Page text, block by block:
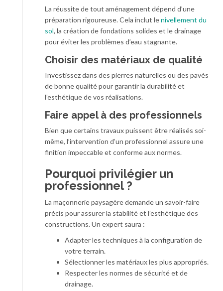
La réussite de tout aménagement dépend d’une
préparation rigoureuse. Cela inclut lenivellement du
sol, la création de fondations solides et le drainage
pour éviter les problèmes d’eau stagnante.
Choisir des matériaux de qualité
Investissez dans des pierres naturelles ou des pavés
de bonne qualité pour garantir la durabilité et
l’esthétique de vos réalisations.
Faire appel à des professionnels
Bien que certains travaux puissent être réalisés soi-
même, l’intervention d’un professionnel assure une
finition impeccable et conforme aux normes.
Pourquoi privilégier un
professionnel ?
La maçonnerie paysagère demande un savoir-faire
précis pour assurer la stabilité et l’esthétique des
constructions. Un expert saura :
Adapter les techniques à la configuration de
votre terrain.
Sélectionner les matériaux les plus appropriés.
Respecter les normes de sécurité et de
drainage.